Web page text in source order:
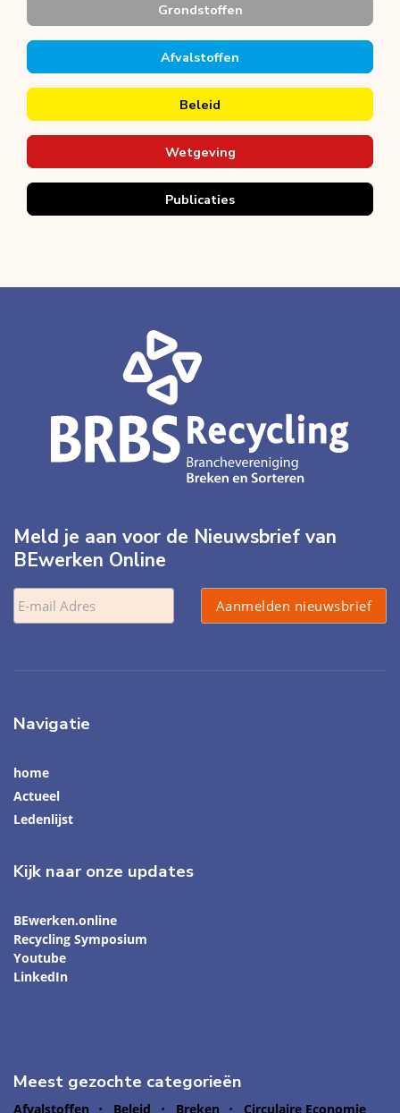
Grondstoffen
Afvalstoffen
Beleid
Wetgeving
Publicaties
Meld je aan voor de Nieuwsbrief van
BEwerken Online
Navigatie
home
Actueel
Ledenlijst
Kijk naar onze updates
BEwerken.online
Recycling Symposium
Youtube
LinkedIn
Meest gezochte categorieën
Afvalstoffen Beleid Breken Circulaire Economie